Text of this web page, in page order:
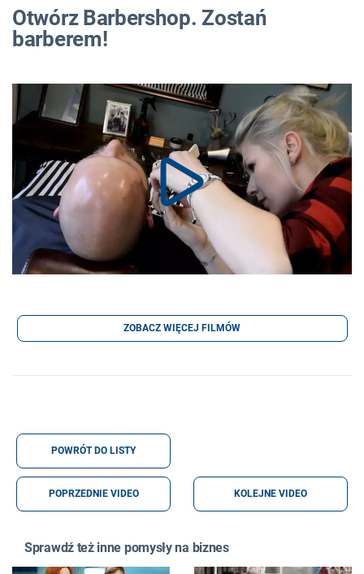
Otwórz Barbershop. Zostań
barberem!
ZOBACZ WIĘCEJ FILMÓW
POWRÓT DO LISTY
POPRZEDNIE VIDEO KOLEJNE VIDEO
Sprawdź też inne pomysły na biznes